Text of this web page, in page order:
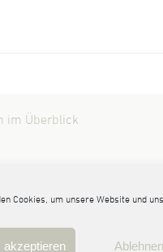
Cookies, um unsere Website und
akzeptieren Ablehnen
im Überblick